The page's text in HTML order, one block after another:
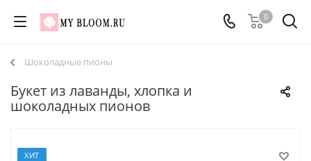
0
Шоколадные пионы
Букет из лаванды, хлопка и
шоколадных пионов
ХИТ